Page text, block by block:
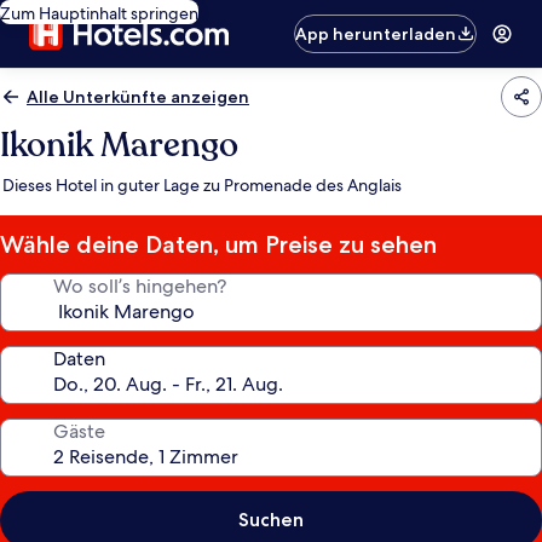
Zum Hauptinhalt springen
App herunterladen
Alle Unterkünfte anzeigen
Ikonik Marengo
Dieses Hotel in guter Lage zu Promenade des Anglais
Wähle deine Daten, um Preise zu sehen
Wo soll’s hingehen?
Daten
Gäste
Suchen